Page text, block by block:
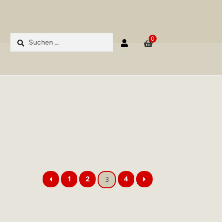
Suchen
nach:
0
1 2 3 4